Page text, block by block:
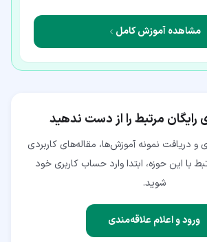
مشاهده آموزش کامل
مرتبط را از دست ندهید
و دریافت نمونه آموزش‌ها، مقاله‌های کاربردی
با این حوزه، ابتدا وارد حساب کاربری خود
شوید.
ورود و اعلام علاقه‌مندی